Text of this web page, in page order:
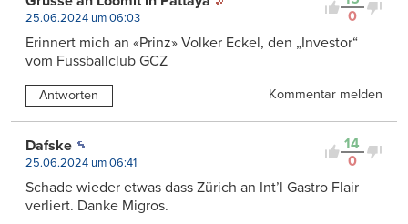
0
25.06.2024 um 06:03
Erinnert mich an «Prinz» Volker Eckel, den „Investor“
vom Fussballclub GCZ
Antworten Kommentar melden
14
0
Dafske
25.06.2024 um 06:41
Schade wieder etwas dass Zürich an Int’l Gastro Flair
verliert. Danke Migros.